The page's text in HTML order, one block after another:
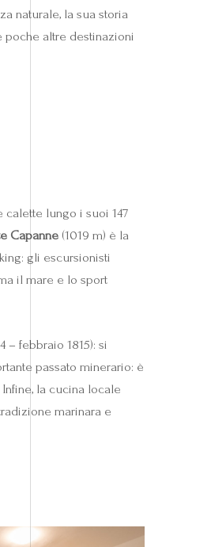
naturale, la sua storia
poche altre destinazioni
calette lungo i suoi 147
Capanne (1019 m) è la
gli escursionisti
il mare e lo sport
– febbraio 1815): si
passato minerario: è
la cucina locale
marinara e